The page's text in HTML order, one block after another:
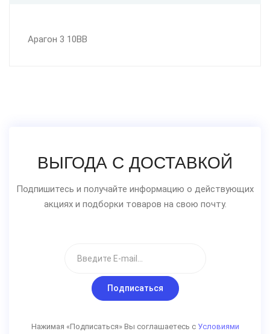
Арагон 3 10BB
ВЫГОДА С ДОСТАВКОЙ
Подпишитесь и получайте информацию о действующих
акциях и подборки товаров на свою почту.
Подписаться
Нажимая «Подписаться» Вы соглашаетесь с Условиями